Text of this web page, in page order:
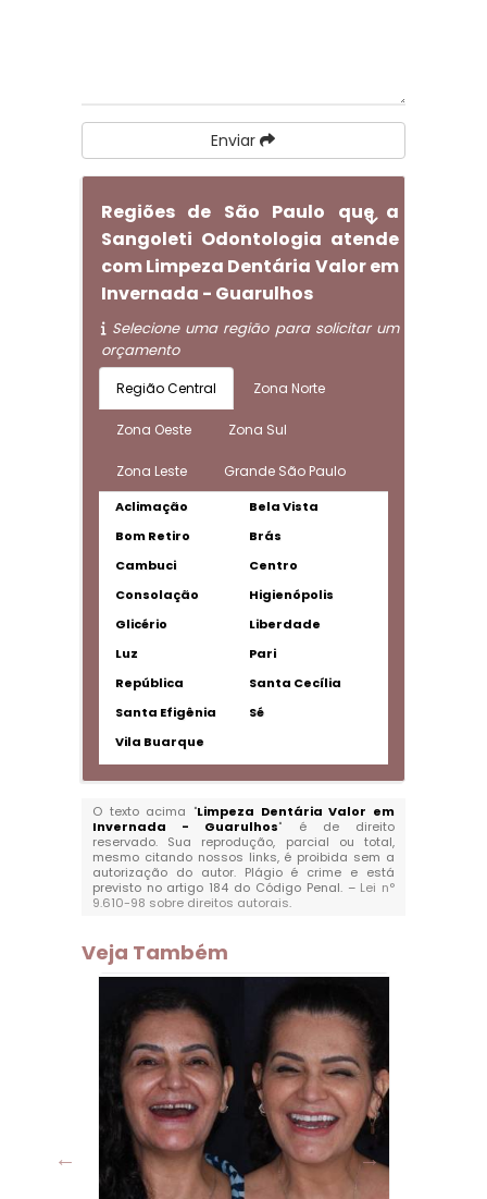
Enviar
Regiões de São Paulo que a
Sangoleti Odontologia atende
com Limpeza Dentária Valor em
Invernada - Guarulhos
Selecione uma região para solicitar um
orçamento
Região Central Zona Norte
Zona Oeste Zona Sul
Zona Leste Grande São Paulo
Aclimação
Bela Vista
Bom Retiro
Brás
Cambuci
Centro
Consolação
Higienópolis
Glicério
Liberdade
Luz
Pari
República
Santa Cecília
Santa Efigênia
Sé
Vila Buarque
O texto acima "Limpeza Dentária Valor em
Invernada - Guarulhos" é de direito
reservado. Sua reprodução, parcial ou total,
mesmo citando nossos links, é proibida sem a
autorização do autor. Plágio é crime e está
previsto no artigo 184 do Código Penal. – Lei n°
9.610-98 sobre direitos autorais.
Veja Também